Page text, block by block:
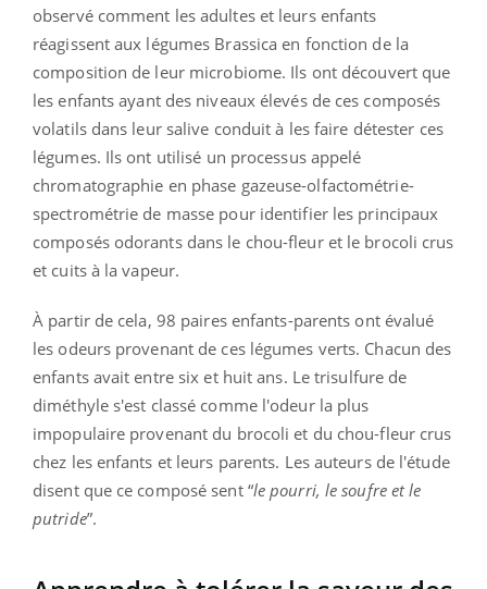
observé comment les adultes et leurs enfants
réagissent aux légumes Brassica en fonction de la
composition de leur microbiome. Ils ont découvert que
les enfants ayant des niveaux élevés de ces composés
volatils dans leur salive conduit à les faire détester ces
légumes. Ils ont utilisé un processus appelé
chromatographie en phase gazeuse-olfactométrie-
spectrométrie de masse pour identifier les principaux
composés odorants dans le chou-fleur et le brocoli crus
et cuits à la vapeur.
À partir de cela, 98 paires enfants-parents ont évalué
les odeurs provenant de ces légumes verts. Chacun des
enfants avait entre six et huit ans. Le trisulfure de
diméthyle s'est classé comme l'odeur la plus
impopulaire provenant du brocoli et du chou-fleur crus
chez les enfants et leurs parents. Les auteurs de l'étude
disent que ce composé sent “le pourri, le soufre et le
putride”.